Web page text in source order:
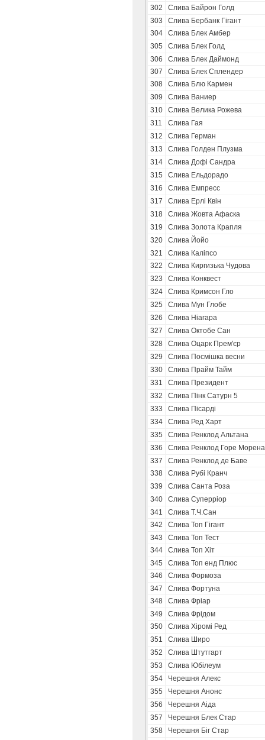
302
Слива Байрон Голд
303
Слива Бербанк Гігант
304
Слива Блек Амбер
305
Слива Блек Голд
306
Слива Блек Даймонд
307
Слива Блек Сплендер
308
Слива Блю Кармен
309
Слива Ваниер
310
Слива Велика Рожева
311
Слива Гая
312
Слива Герман
313
Слива Голден Плузма
314
Слива Дофі Сандра
315
Слива Ельдорадо
316
Слива Емпресс
317
Слива Ерлі Квін
318
Слива Жовта Афаска
319
Слива Золота Крапля
320
Слива Йойо
321
Слива Каліпсо
322
Слива Киргизька Чудова
323
Слива Конквест
324
Слива Кримсон Гло
325
Слива Мун Глобе
326
Слива Ніагара
327
Слива Октобе Сан
328
Слива Оцарк Прем'єр
329
Слива Посмішка весни
330
Слива Прайм Тайм
331
Слива Президент
332
Слива Пінк Сатурн 5
333
Слива Пісарді
334
Слива Ред Харт
335
Слива Ренклод Альтана
336
Слива Ренклод Горе Морена
337
Слива Ренклод де Баве
338
Слива Рубі Кранч
339
Слива Санта Роза
340
Слива Суперріор
341
Слива Т.Ч.Сан
342
Слива Топ Гігант
343
Слива Топ Тест
344
Слива Топ Хіт
345
Слива Топ енд Плюс
346
Слива Формоза
347
Слива Фортуна
348
Слива Фріар
349
Слива Фрідом
350
Слива Хіромі Ред
351
Слива Широ
352
Слива Штутгарт
353
Слива Юбілеум
354
Черешня Алекс
355
Черешня Анонс
356
Черешня Аіда
357
Черешня Блек Стар
358
Черешня Біг Стар